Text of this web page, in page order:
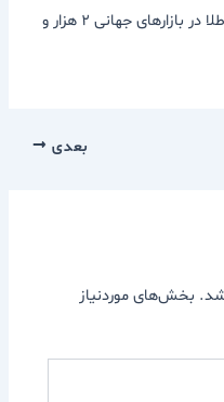
برپایه این گزارش، امروز بهای هر انس طلا در بازارهای جهانی ۲ هزار و
بعدی
بخش‌های موردنیاز